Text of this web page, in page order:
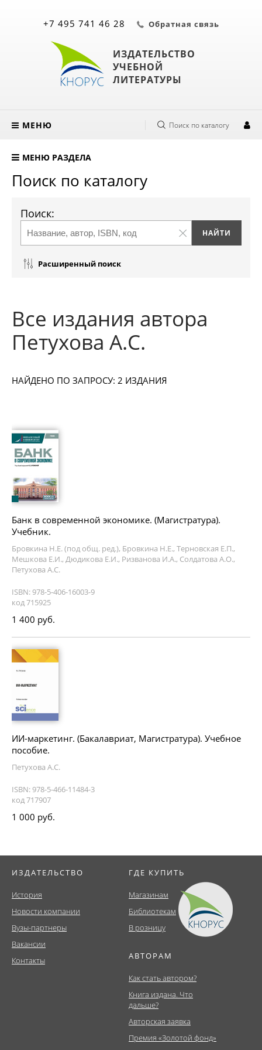
ИЗДАТЕЛЬСТВО
УЧЕБНОЙ
ЛИТЕРАТУРЫ
+7 495 741 46 28 Обратная связь
МЕНЮ Поиск по каталогу
МЕНЮ РАЗДЕЛА
Поиск по каталогу
Поиск:
Расширенный поиск
Все издания автора
Петухова А.С.
НАЙДЕНО ПО ЗАПРОСУ: 2 ИЗДАНИЯ
Банк в современной экономике. (Магистратура).
Учебник.
Бровкина Н.Е. (под общ. ред.), Бровкина Н.Е., Терновская Е.П.,
Мешкова Е.И., Дюдикова Е.И., Ризванова И.А., Солдатова А.О.,
Петухова А.С.
ISBN: 978-5-406-16003-9
код 715925
1 400 руб.
ИИ-маркетинг. (Бакалавриат, Магистратура). Учебное
пособие.
Петухова А.С.
ISBN: 978-5-466-11484-3
код 717907
1 000 руб.
ИЗДАТЕЛЬСТВО
История
Новости компании
Вузы-партнеры
Вакансии
Контакты
ГДЕ КУПИТЬ
Магазинам
Библиотекам
В розницу
АВТОРАМ
Как стать автором?
Книга издана. Что
дальше?
Авторская заявка
Премия «Золотой фонд»